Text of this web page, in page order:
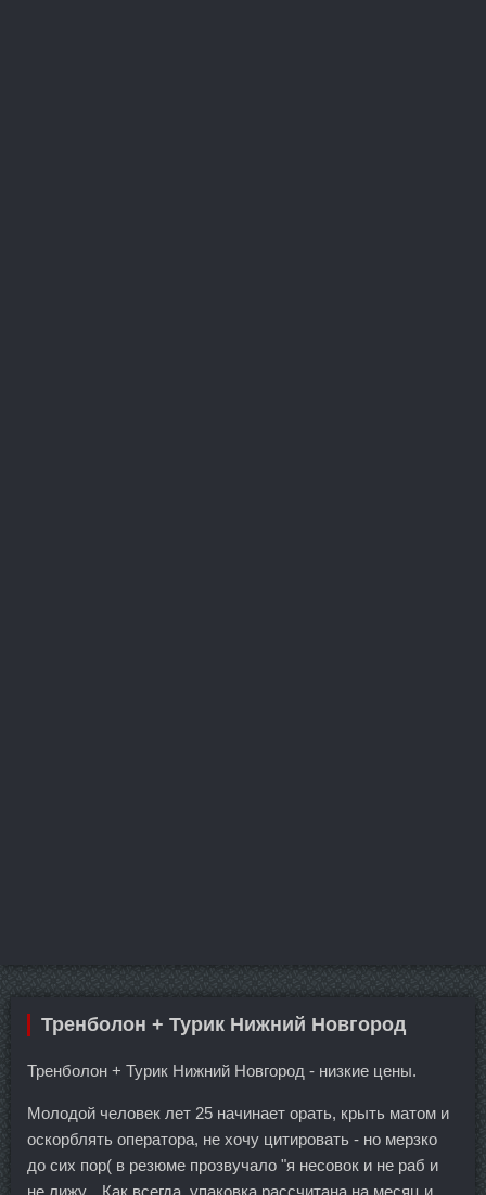
Тренболон + Турик Нижний Новгород
Тренболон + Турик Нижний Новгород - низкие цены.
Молодой человек лет 25 начинает орать, крыть матом и
оскорблять оператора, не хочу цитировать - но мерзко
до сих пор( в резюме прозвучало "я несовок и не раб и
не лижу... Как всегда, упаковка рассчитана на месяц и